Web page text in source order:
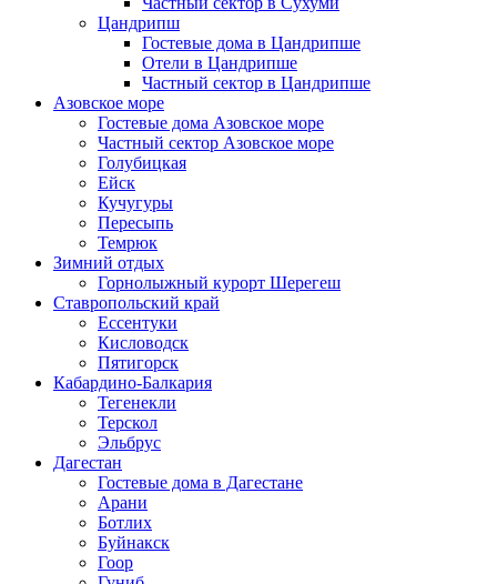
Цандрипш
Гостевые дома в Цандрипше
Отели в Цандрипше
Частный сектор в Цандрипше
Азовское море
Гостевые дома Азовское море
Частный сектор Азовское море
Голубицкая
Ейск
Кучугуры
Пересыпь
Темрюк
Зимний отдых
Горнолыжный курорт Шерегеш
Ставропольский край
Ессентуки
Кисловодск
Пятигорск
Кабардино-Балкария
Тегенекли
Терскол
Эльбрус
Дагестан
Гостевые дома в Дагестане
Арани
Ботлих
Буйнакск
Гоор